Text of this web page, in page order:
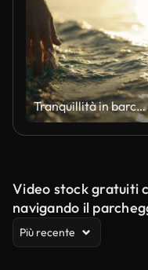
Tranquillità in barca a vela: una mano accarezza la superficie dell'acqua del mare da una barca al tramonto
Video stock gratuiti
navigando il
Più recente